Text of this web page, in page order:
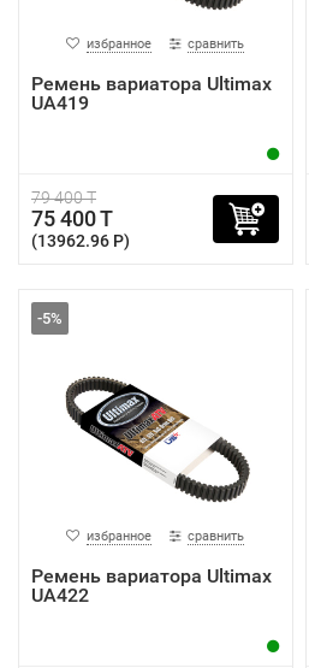
избранное сравнить
Ремень вариатора Ultimax
UA419
79 400 T
75 400 T
(13962.96 P)
-5%
избранное сравнить
Ремень вариатора Ultimax
UA422